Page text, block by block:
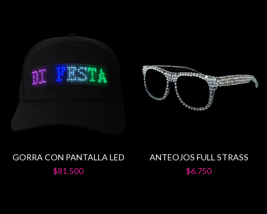
GORRA CON PANTALLA LED
$81.500
ANTEOJOS FULL STRASS
$6.750